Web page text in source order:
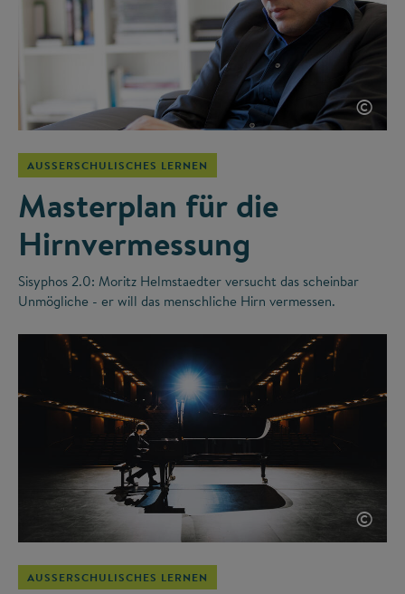
©
AUSSERSCHULISCHES LERNEN
Masterplan für die
Hirnvermessung
Sisyphos 2.0: Moritz Helmstaedter versucht das scheinbar
Unmögliche - er will das menschliche Hirn vermessen.
©
AUSSERSCHULISCHES LERNEN